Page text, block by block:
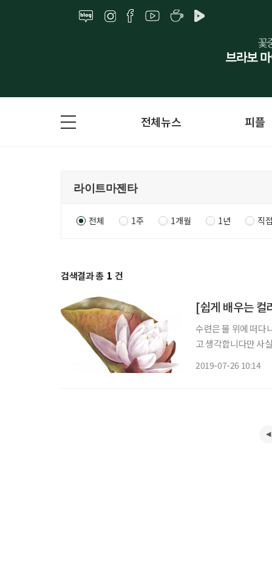
전체뉴스 피플
전체 1주 1개월 1년 직
검색결과 총 1 건
[쉽게 배우는 컬
수련은 물 위에 떠다
고 생각합니다만 사
2019-07-26 10:14